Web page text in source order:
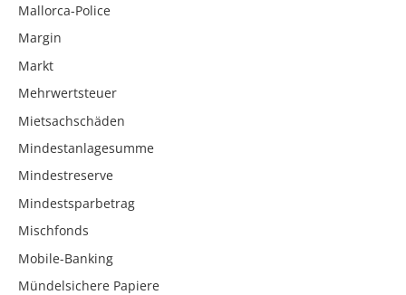
Mallorca-Police
Margin
Markt
Mehrwertsteuer
Mietsachschäden
Mindestanlagesumme
Mindestreserve
Mindestsparbetrag
Mischfonds
Mobile-Banking
Mündelsichere Papiere